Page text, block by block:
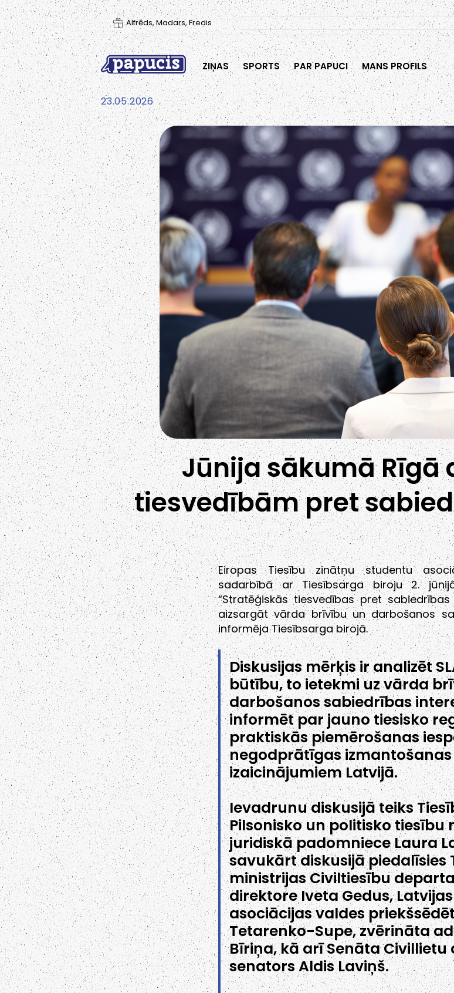
Alfrēds, Madars, Fredis
ZIŅAS SPORTS PAR PAPUCI MANS PROFILS
23.05.2026
Jūnija sākumā Rīgā
tiesvedībām pret
Eiropas Tiesību zinātņu studentu
sadarbībā ar Tiesībsarga biroju 2.
“Stratēģiskās tiesvedības pret sabiedrības
aizsargāt vārda brīvību un darbošanos
informēja Tiesībsarga birojā.
Diskusijas mērķis ir analizēt
būtību, to ietekmi uz vārda
darbošanos sabiedrības
informēt par jauno tiesisko
praktiskās piemērošanas
negodprātīgas izmantošanas
izaicinājumiem Latvijā.
Ievadrunu diskusijā teiks
Pilsonisko un politisko tiesību
juridiskā padomniece Laura
savukārt diskusijā piedalīsies
ministrijas Civiltiesību
direktore Iveta Gedus,
asociācijas valdes
Tetarenko-Supe, zvērināta
Bīriņa, kā arī Senāta
senators Aldis Laviņš.